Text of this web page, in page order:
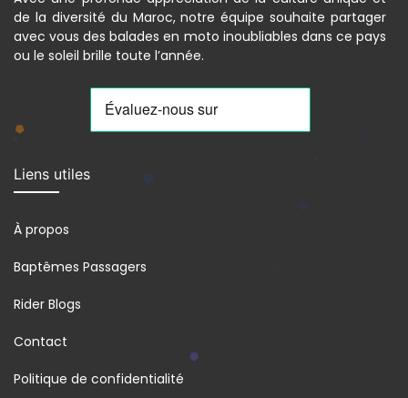
de la diversité du Maroc, notre équipe souhaite partager
avec vous des balades en moto inoubliables dans ce pays
ou le soleil brille toute l’année.
Liens utiles
À propos
Baptêmes Passagers
Rider Blogs
Contact
Politique de confidentialité